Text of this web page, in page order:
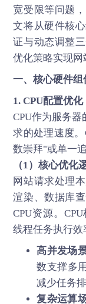
宽受限等问题
文将从硬件核
证与动态调整
优化策略实现网
一、核心硬件
1. CPU配置优
CPU作为服务
求的处理速度
数崇拜"或单一
（1）核心优化
网站请求处理
渲染、数据库
CPU资源。
线程任务执行效
高并发场
数支撑多
减少任务排
复杂运算